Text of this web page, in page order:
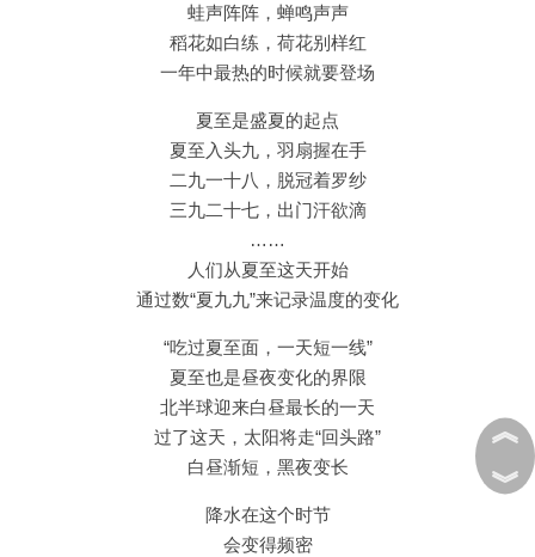
蛙声阵阵，蝉鸣声声
稻花如白练，荷花别样红
一年中最热的时候就要登场
夏至是盛夏的起点
夏至入头九，羽扇握在手
二九一十八，脱冠着罗纱
三九二十七，出门汗欲滴
……
人们从夏至这天开始
通过数“夏九九”来记录温度的变化
“吃过夏至面，一天短一线”
夏至也是昼夜变化的界限
北半球迎来白昼最长的一天
过了这天，太阳将走“回头路”
白昼渐短，黑夜变长
降水在这个时节
会变得频密
︽
︾